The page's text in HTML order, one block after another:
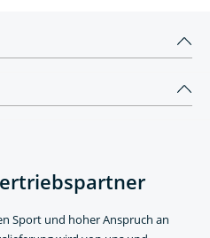
Sport und hoher Anspruch an